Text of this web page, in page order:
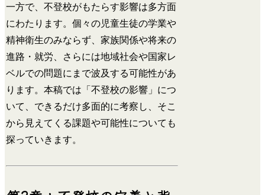
一方で、不登校がもたらす影響は多方面
にわたります。個々の児童生徒の学業や
精神衛生のみならず、家族関係や将来の
進路・就労、さらには地域社会や国家レ
ベルでの問題にまで波及する可能性があ
ります。本稿では「不登校の影響」につ
いて、できるだけ多面的に考察し、そこ
から見えてくる課題や可能性についても
探っていきます。